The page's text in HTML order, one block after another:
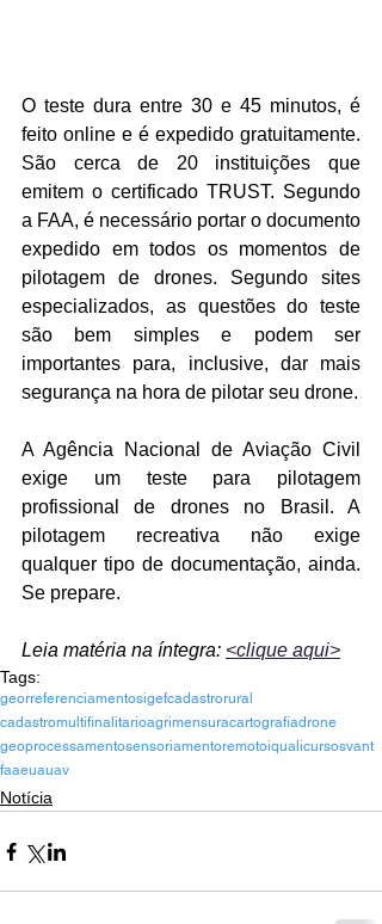
O teste dura entre 30 e 45 minutos, é
feito online e é expedido gratuitamente.
São cerca de 20 instituições que
emitem o certificado TRUST. Segundo
a FAA, é necessário portar o documento
expedido em todos os momentos de
pilotagem de drones. Segundo sites
especializados, as questões do teste
são bem simples e podem ser
importantes para, inclusive, dar mais
segurança na hora de pilotar seu drone.
A Agência Nacional de Aviação Civil
exige um teste para pilotagem
profissional de drones no Brasil. A
pilotagem recreativa não exige
qualquer tipo de documentação, ainda.
Se prepare.
Leia matéria na íntegra: <clique aqui>
Tags:
georreferenciamentosigefcadastrorural
cadastromultifinalitarioagrimensuracartografiadrone
geoprocessamentosensoriamentoremotoiqualicursosvant
faaeuauav
Notícia